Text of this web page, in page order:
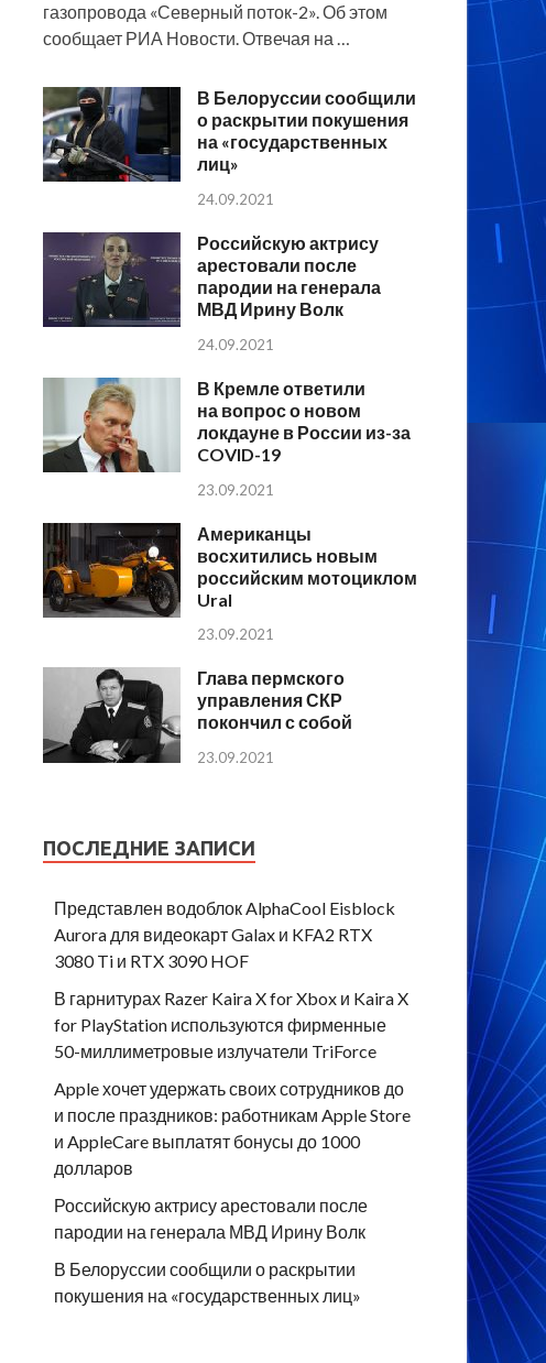
газопровода «Северный поток-2». Об этом
сообщает РИА Новости. Отвечая на …
В Белоруссии сообщили
о раскрытии покушения
на «государственных
лиц»
24.09.2021
Российскую актрису
арестовали после
пародии на генерала
МВД Ирину Волк
24.09.2021
В Кремле ответили
на вопрос о новом
локдауне в России из-за
COVID-19
23.09.2021
Американцы
восхитились новым
российским мотоциклом
Ural
23.09.2021
Глава пермского
управления СКР
покончил с собой
23.09.2021
ПОСЛЕДНИЕ ЗАПИСИ
Представлен водоблок AlphaCool Eisblock
Aurora для видеокарт Galax и KFA2 RTX
3080 Ti и RTX 3090 HOF
В гарнитурах Razer Kaira X for Xbox и Kaira X
for PlayStation используются фирменные
50-миллиметровые излучатели TriForce
Apple хочет удержать своих сотрудников до
и после праздников: работникам Apple Store
и AppleCare выплатят бонусы до 1000
долларов
Российскую актрису арестовали после
пародии на генерала МВД Ирину Волк
В Белоруссии сообщили о раскрытии
покушения на «государственных лиц»